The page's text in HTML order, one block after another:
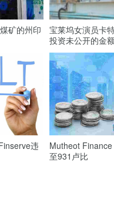
矿的州印
宝莱坞女演员卡
投资未公开的金
违
Mutheot
至931卢比